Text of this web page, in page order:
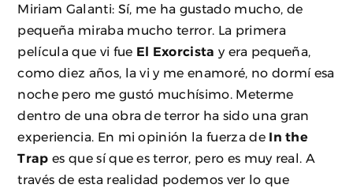
Miriam Galanti: Sí, me ha gustado mucho, de
pequeña miraba mucho terror. La primera
película que vi fue El Exorcista y era pequeña,
como diez años, la vi y me enamoré, no dormí esa
noche pero me gustó muchísimo. Meterme
dentro de una obra de terror ha sido una gran
experiencia. En mi opinión la fuerza de In the
Trap es que sí que es terror, pero es muy real. A
través de esta realidad podemos ver lo que